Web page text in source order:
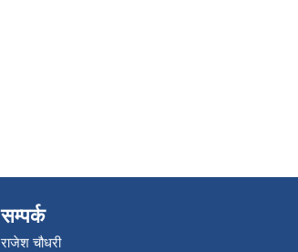
सम्पर्क
राजेश चौधरी